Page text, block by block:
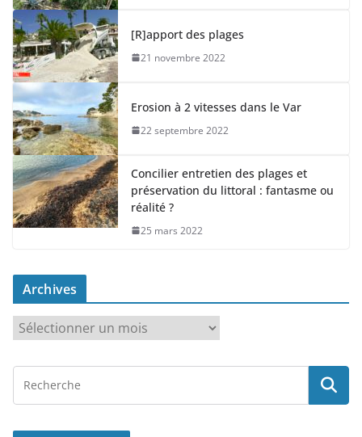
[R]apport des plages
21 novembre 2022
Erosion à 2 vitesses dans le Var
22 septembre 2022
Concilier entretien des plages et
préservation du littoral : fantasme ou
réalité ?
25 mars 2022
Archives
r
c
i